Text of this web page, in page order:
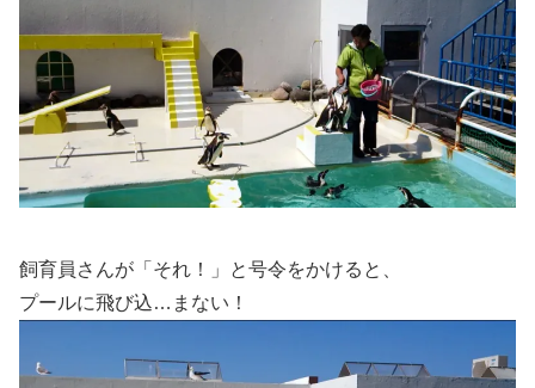
飼育員さんが「それ！」と号令をかけると、
プールに飛び込…まない！